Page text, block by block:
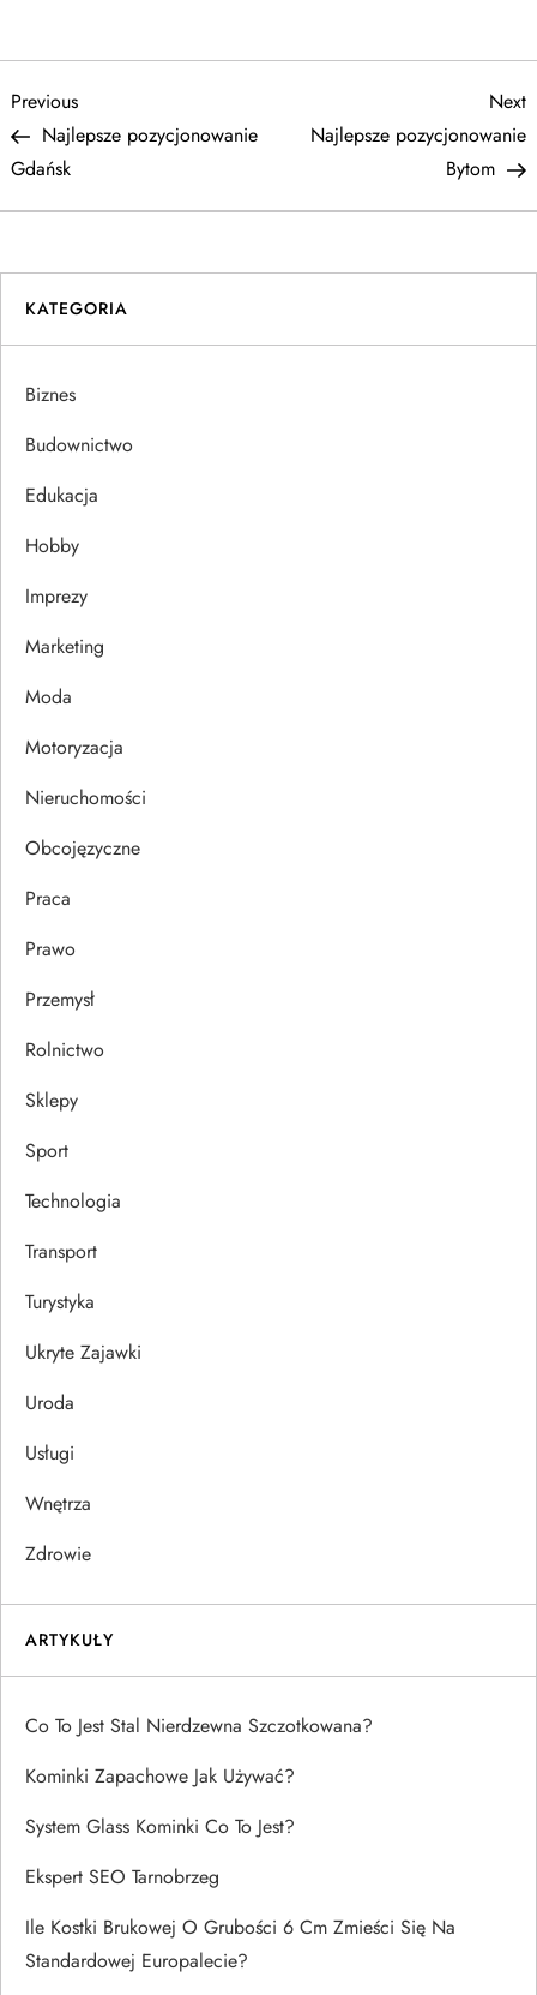
N
a
w
i
g
a
c
a
w
p
u
Previous
Post
Previous
Najlepsze pozycjonowanie
Gdańsk
Next
Najlepsze pozycjonowanie
Bytom
KATEGORIA
Biznes
Budownictwo
Edukacja
Hobby
Imprezy
Marketing
Moda
Motoryzacja
Nieruchomości
Obcojęzyczne
Praca
Prawo
Przemysł
Rolnictwo
Sklepy
Sport
Technologia
Transport
Turystyka
Ukryte Zajawki
Uroda
Usługi
Wnętrza
Zdrowie
ARTYKUŁY
Co To Jest Stal Nierdzewna Szczotkowana?
Kominki Zapachowe Jak Używać?
System Glass Kominki Co To Jest?
Ekspert SEO Tarnobrzeg
Ile Kostki Brukowej O Grubości 6 Cm Zmieści Się Na
Standardowej Europalecie?